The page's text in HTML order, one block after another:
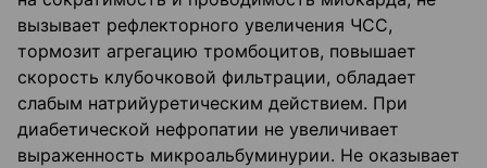
вызывает рефлекторного увеличения ЧСС,
тормозит агрегацию тромбоцитов, повышает
скорость клубочковой фильтрации, обладает
слабым натрийуретическим действием. При
диабетической нефропатии не увеличивает
выраженность микроальбуминурии. Не оказывает